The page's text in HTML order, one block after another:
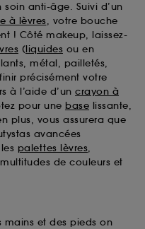
anti-âge. Suivi d’un
à lèvres, votre bouche
! Côté makeup, laissez-
(liquides ou en
métal, pailletés,
précisément votre
à l’aide d’un crayon à
pour une base lissante,
plus, vous assurera que
avancées
palettes lèvres,
de couleurs et
mains et des pieds on